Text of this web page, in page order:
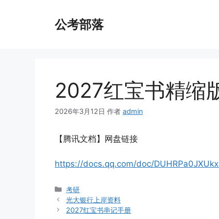
公考部落
2027红宝书精缩
2026年3月12日 作者 admin
【腾讯文档】网盘链接
https://docs.qq.com/doc/
分
类
考研
光大银行上岸资料
2027红宝书串记手册